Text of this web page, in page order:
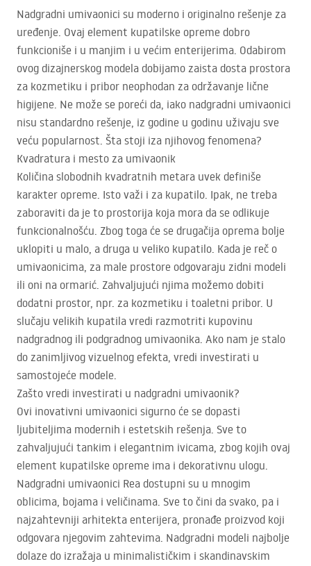
Nadgradni umivaonici su moderno i originalno rešenje za
uređenje. Ovaj element kupatilske opreme dobro
funkcioniše i u manjim i u većim enterijerima. Odabirom
ovog dizajnerskog modela dobijamo zaista dosta prostora
za kozmetiku i pribor neophodan za održavanje lične
higijene. Ne može se poreći da, iako nadgradni umivaonici
nisu standardno rešenje, iz godine u godinu uživaju sve
veću popularnost. Šta stoji iza njihovog fenomena?
Kvadratura i mesto za umivaonik
Količina slobodnih kvadratnih metara uvek definiše
karakter opreme. Isto važi i za kupatilo. Ipak, ne treba
zaboraviti da je to prostorija koja mora da se odlikuje
funkcionalnošću. Zbog toga će se drugačija oprema bolje
uklopiti u malo, a druga u veliko kupatilo. Kada je reč o
umivaonicima, za male prostore odgovaraju zidni modeli
ili oni na ormarić. Zahvaljujući njima možemo dobiti
dodatni prostor, npr. za kozmetiku i toaletni pribor. U
slučaju velikih kupatila vredi razmotriti kupovinu
nadgradnog ili podgradnog umivaonika. Ako nam je stalo
do zanimljivog vizuelnog efekta, vredi investirati u
samostojeće modele.
Zašto vredi investirati u nadgradni umivaonik?
Ovi inovativni umivaonici sigurno će se dopasti
ljubiteljima modernih i estetskih rešenja. Sve to
zahvaljujući tankim i elegantnim ivicama, zbog kojih ovaj
element kupatilske opreme ima i dekorativnu ulogu.
Nadgradni umivaonici Rea dostupni su u mnogim
oblicima, bojama i veličinama. Sve to čini da svako, pa i
najzahtevniji arhitekta enterijera, pronađe proizvod koji
odgovara njegovim zahtevima. Nadgradni modeli najbolje
dolaze do izražaja u minimalističkim i skandinavskim